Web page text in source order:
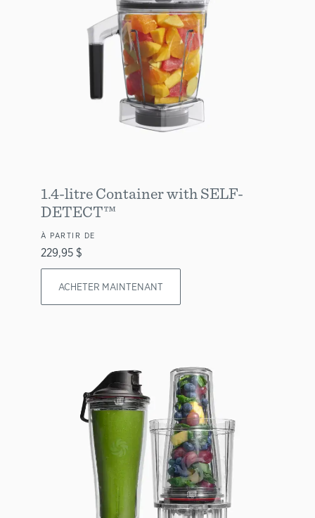
1.4-litre Container with SELF-
DETECT™
À PARTIR DE
229,95 $
ACHETER MAINTENANT